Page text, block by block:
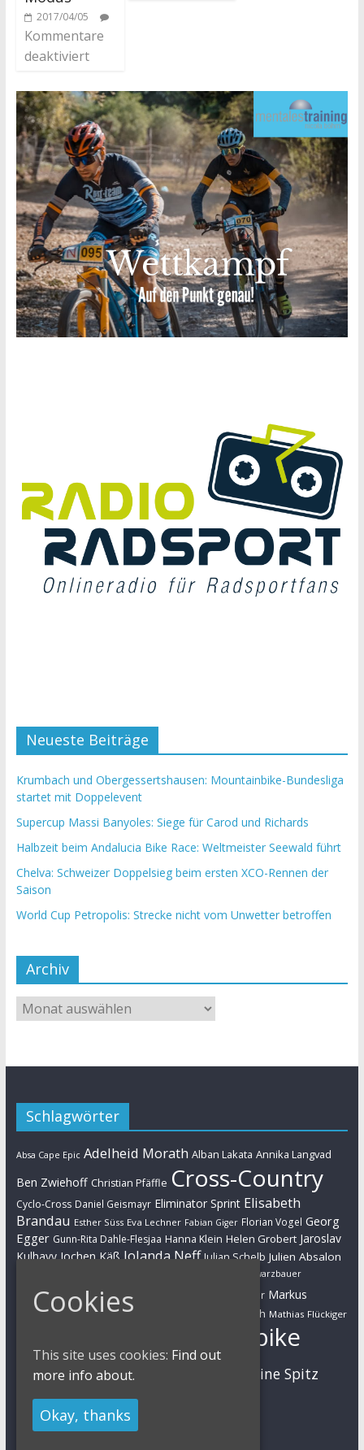
2017/04/05
Kommentare
deaktiviert
Neueste Beiträge
Krumbach und Obergessertshausen: Mountainbike-Bundesliga
startet mit Doppelevent
Supercup Massi Banyoles: Siege für Carod und Richards
Halbzeit beim Andalucia Bike Race: Weltmeister Seewald führt
Chelva: Schweizer Doppelsieg beim ersten XCO-Rennen der
Saison
World Cup Petropolis: Strecke nicht vom Unwetter betroffen
Archiv
Schlagwörter
Absa Cape Epic Adelheid Morath Alban Lakata Annika Langvad
Ben Zwiehoff Christian Pfäffle Cross-Country
Cyclo-Cross Daniel Geismayr Eliminator Sprint Elisabeth
Brandau Esther Süss Eva Lechner Fabian Giger Florian Vogel Georg
Egger Gunn-Rita Dahle-Flesjaa Hanna Klein Helen Grobert Jaroslav
Kulhavy Jochen Käß Jolanda Neff Julian Schelb Julien Absalon
Luca Schwarzbauer
Manuel FumicMarathon Markus Bauer Markus
Kaufmann Markus Schulte-Lünzum Martin Gluth Mathias Flückiger
Mountainbike
MTB Nadine Rieder Sabine Spitz
Simon Stiebjahn UCI
Cookies
This site uses cookies: Find out
more info about.
Okay, thanks